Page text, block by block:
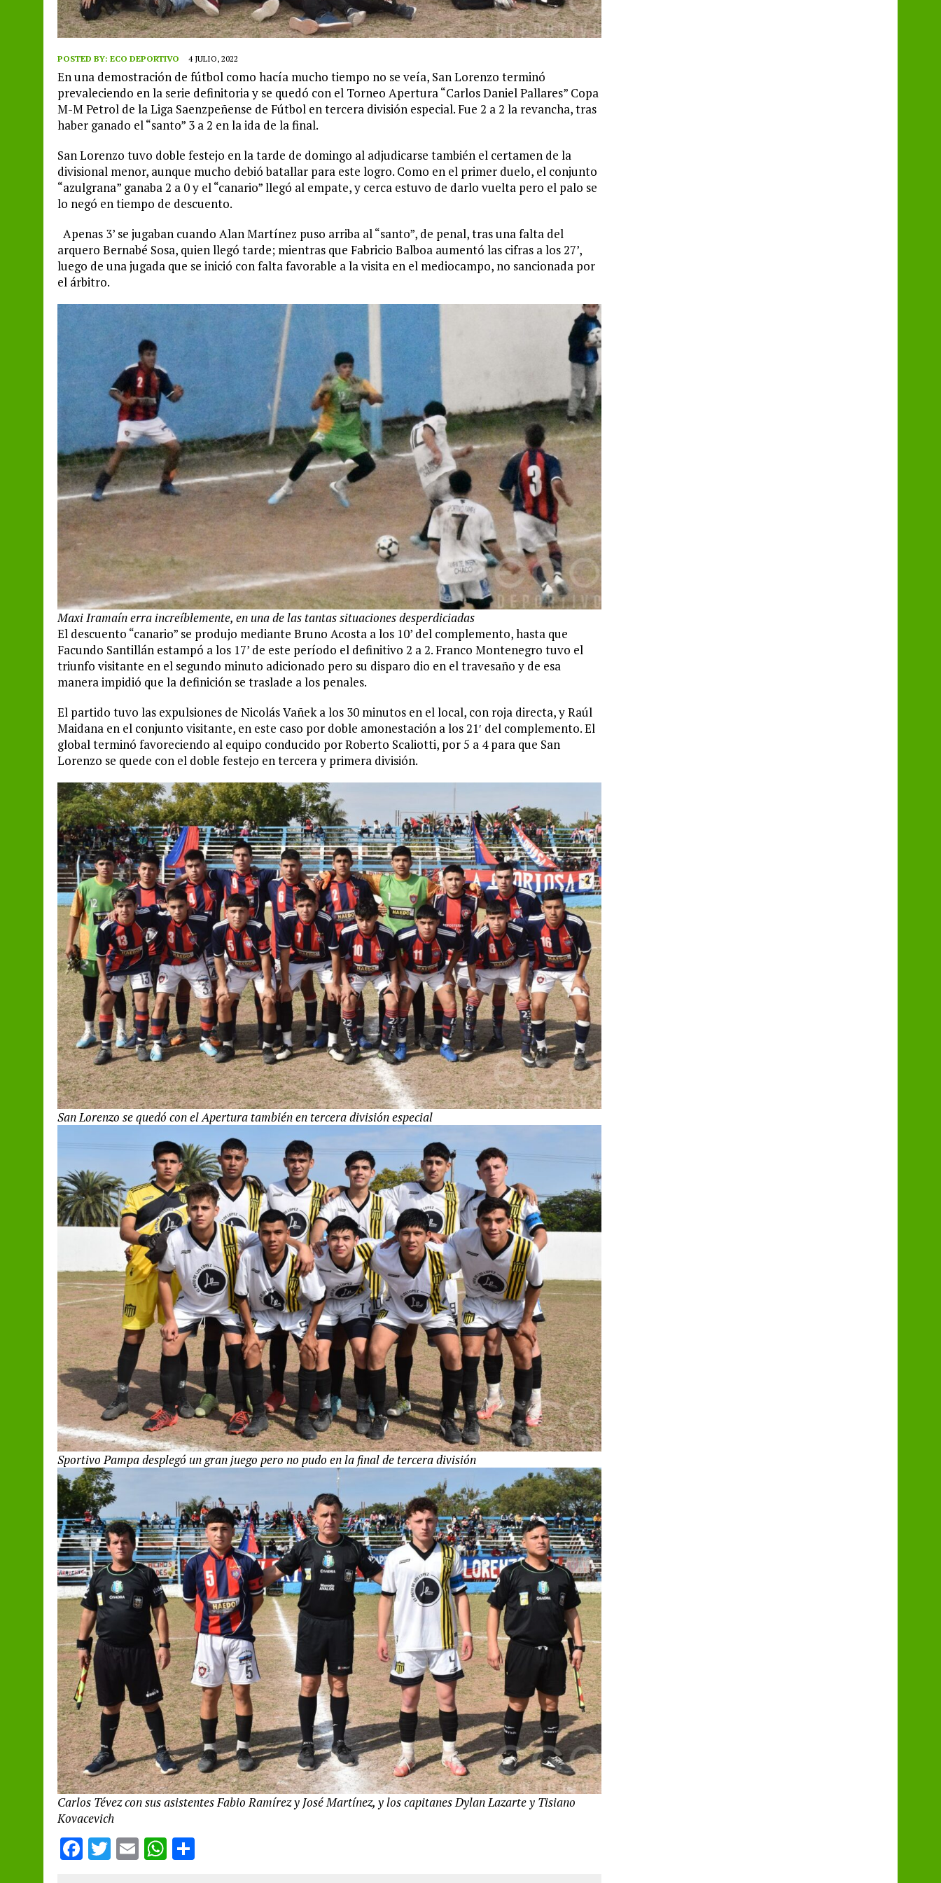
POSTED BY: ECO DEPORTIVO 4 JULIO, 2022
En una demostración de fútbol como hacía mucho tiempo no se veía, San Lorenzo terminó
prevaleciendo en la serie definitoria y se quedó con el Torneo Apertura “Carlos Daniel Pallares” Copa
M-M Petrol de la Liga Saenzpeñense de Fútbol en tercera división especial. Fue 2 a 2 la revancha, tras
haber ganado el “santo” 3 a 2 en la ida de la final.
San Lorenzo tuvo doble festejo en la tarde de domingo al adjudicarse también el certamen de la
divisional menor, aunque mucho debió batallar para este logro. Como en el primer duelo, el conjunto
“azulgrana” ganaba 2 a 0 y el “canario” llegó al empate, y cerca estuvo de darlo vuelta pero el palo se
lo negó en tiempo de descuento.
Apenas 3’ se jugaban cuando Alan Martínez puso arriba al “santo”, de penal, tras una falta del
arquero Bernabé Sosa, quien llegó tarde; mientras que Fabricio Balboa aumentó las cifras a los 27’,
luego de una jugada que se inició con falta favorable a la visita en el mediocampo, no sancionada por
el árbitro.
Maxi Iramaín erra increíblemente, en una de las tantas situaciones desperdiciadas
El descuento “canario” se produjo mediante Bruno Acosta a los 10’ del complemento, hasta que
Facundo Santillán estampó a los 17’ de este período el definitivo 2 a 2. Franco Montenegro tuvo el
triunfo visitante en el segundo minuto adicionado pero su disparo dio en el travesaño y de esa
manera impidió que la definición se traslade a los penales.
El partido tuvo las expulsiones de Nicolás Vañek a los 30 minutos en el local, con roja directa, y Raúl
Maidana en el conjunto visitante, en este caso por doble amonestación a los 21′ del complemento. El
global terminó favoreciendo al equipo conducido por Roberto Scaliotti, por 5 a 4 para que San
Lorenzo se quede con el doble festejo en tercera y primera división.
San Lorenzo se quedó con el Apertura también en tercera división especial
Sportivo Pampa desplegó un gran juego pero no pudo en la final de tercera división
Carlos Tévez con sus asistentes Fabio Ramírez y José Martínez, y los capitanes Dylan Lazarte y Tisiano
Kovacevich
F T E W